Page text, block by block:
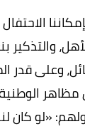
وعلى قدر
«لو كان